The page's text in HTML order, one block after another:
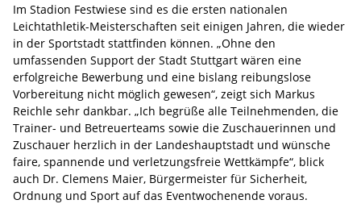
Im Stadion Festwiese sind es die ersten nationalen
Leichtathletik-Meisterschaften seit einigen Jahren, die wieder
in der Sportstadt stattfinden können. „Ohne den
umfassenden Support der Stadt Stuttgart wären eine
erfolgreiche Bewerbung und eine bislang reibungslose
Vorbereitung nicht möglich gewesen“, zeigt sich Markus
Reichle sehr dankbar. „Ich begrüße alle Teilnehmenden, die
Trainer- und Betreuerteams sowie die Zuschauerinnen und
Zuschauer herzlich in der Landeshauptstadt und wünsche
faire, spannende und verletzungsfreie Wettkämpfe“, blick
auch Dr. Clemens Maier, Bürgermeister für Sicherheit,
Ordnung und Sport auf das Eventwochenende voraus.